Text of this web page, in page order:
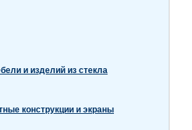
и изделий из стекла
конструкции и экраны